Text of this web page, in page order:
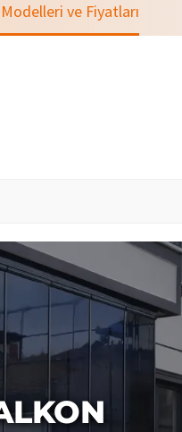
ve Fiyatları